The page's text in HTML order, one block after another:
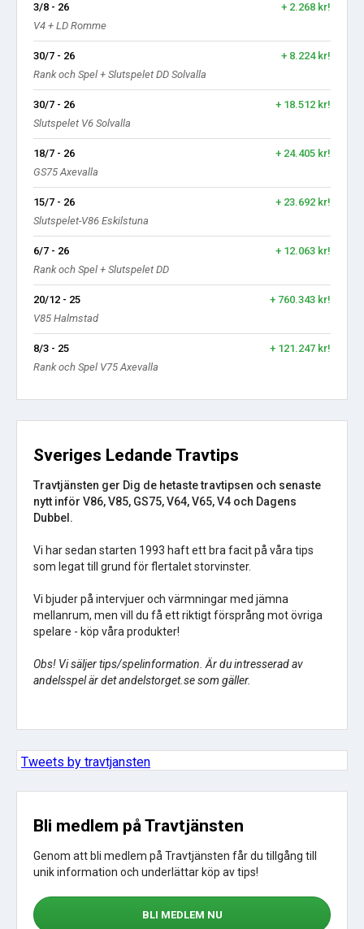
3/8 - 26
+ 2.268 kr!
V4 + LD Romme
30/7 - 26
+ 8.224 kr!
Rank och Spel + Slutspelet DD Solvalla
30/7 - 26
+ 18.512 kr!
Slutspelet V6 Solvalla
18/7 - 26
+ 24.405 kr!
GS75 Axevalla
15/7 - 26
+ 23.692 kr!
Slutspelet-V86 Eskilstuna
6/7 - 26
+ 12.063 kr!
Rank och Spel + Slutspelet DD
20/12 - 25
+ 760.343 kr!
V85 Halmstad
8/3 - 25
+ 121.247 kr!
Rank och Spel V75 Axevalla
Sveriges Ledande Travtips
Travtjänsten ger Dig de hetaste travtipsen och senaste
nytt inför V86, V85, GS75, V64, V65, V4 och Dagens
Dubbel.
Vi har sedan starten 1993 haft ett bra facit på våra tips
som legat till grund för flertalet storvinster.
Vi bjuder på intervjuer och värmningar med jämna
mellanrum, men vill du få ett riktigt försprång mot övriga
spelare - köp våra produkter!
Obs! Vi säljer tips/spelinformation. Är du intresserad av
andelsspel är det andelstorget.se som gäller.
Tweets by travtjansten
Bli medlem på Travtjänsten
Genom att bli medlem på Travtjänsten får du tillgång till
unik information och underlättar köp av tips!
BLI MEDLEM NU